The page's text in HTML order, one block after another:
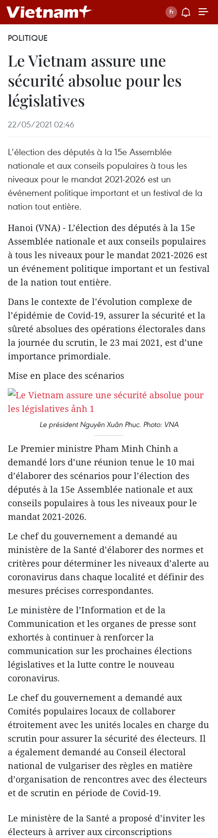
POLITIQUE
Le Vietnam assure une
sécurité absolue pour les
législatives
22/05/2021 02:46
L’élection des députés à la 15e Assemblée
nationale et aux conseils populaires à tous les
niveaux pour le mandat 2021-2026 est un
événement politique important et un festival de la
nation tout entière.
Hanoi (VNA) - L’élection des députés à la 15e
Assemblée nationale et aux conseils populaires
à tous les niveaux pour le mandat 2021-2026 est
un événement politique important et un festival
de la nation tout entière.
Dans le contexte de l’évolution complexe de
l’épidémie de Covid-19, assurer la sécurité et la
sûreté absolues des opérations électorales dans
la journée du scrutin, le 23 mai 2021, est d’une
importance primordiale.
Mise en place des scénarios
Le président Nguyên Xuân Phuc. Photo: VNA
Le Premier ministre Pham Minh Chinh a
demandé lors d’une réunion tenue le 10 mai
d’élaborer des scénarios pour l’élection des
députés à la 15e Assemblée nationale et aux
conseils populaires à tous les niveaux pour le
mandat 2021-2026.
Le chef du gouvernement a demandé au
ministère de la Santé d’élaborer des normes et
critères pour déterminer les niveaux d’alerte au
coronavirus dans chaque localité et définir des
mesures précises correspondantes.
Le ministère de l’Information et de la
Communication et les organes de presse sont
exhortés à continuer à renforcer la
communication sur les prochaines élections
législatives et la lutte contre le nouveau
coronavirus.
Le chef du gouvernement a demandé aux
Comités populaires locaux de collaborer
étroitement avec les unités locales en charge du
scrutin pour assurer la sécurité des électeurs. Il
a également demandé au Conseil électoral
national de vulgariser des règles en matière
d’organisation de rencontres avec des électeurs
et de scrutin en période de Covid-19.
Le ministère de la Santé a proposé d’inviter les
électeurs à arriver aux circonscriptions